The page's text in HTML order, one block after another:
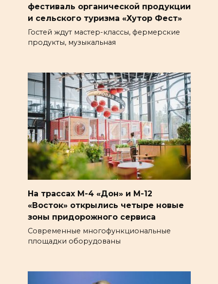
фестиваль органической продукции
и сельского туризма «Хутор Фест»
Гостей ждут мастер-классы, фермерские
продукты, музыкальная
На трассах М-4 «Дон» и М-12
«Восток» открылись четыре новые
зоны придорожного сервиса
Современные многофункциональные
площадки оборудованы